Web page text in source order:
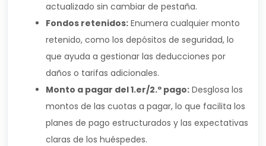
actualizado sin cambiar de pestaña.
Fondos retenidos: Enumera cualquier monto
retenido, como los depósitos de seguridad, lo
que ayuda a gestionar las deducciones por
daños o tarifas adicionales.
Monto a pagar del 1.er/2.º pago: Desglosa los
montos de las cuotas a pagar, lo que facilita los
planes de pago estructurados y las expectativas
claras de los huéspedes.